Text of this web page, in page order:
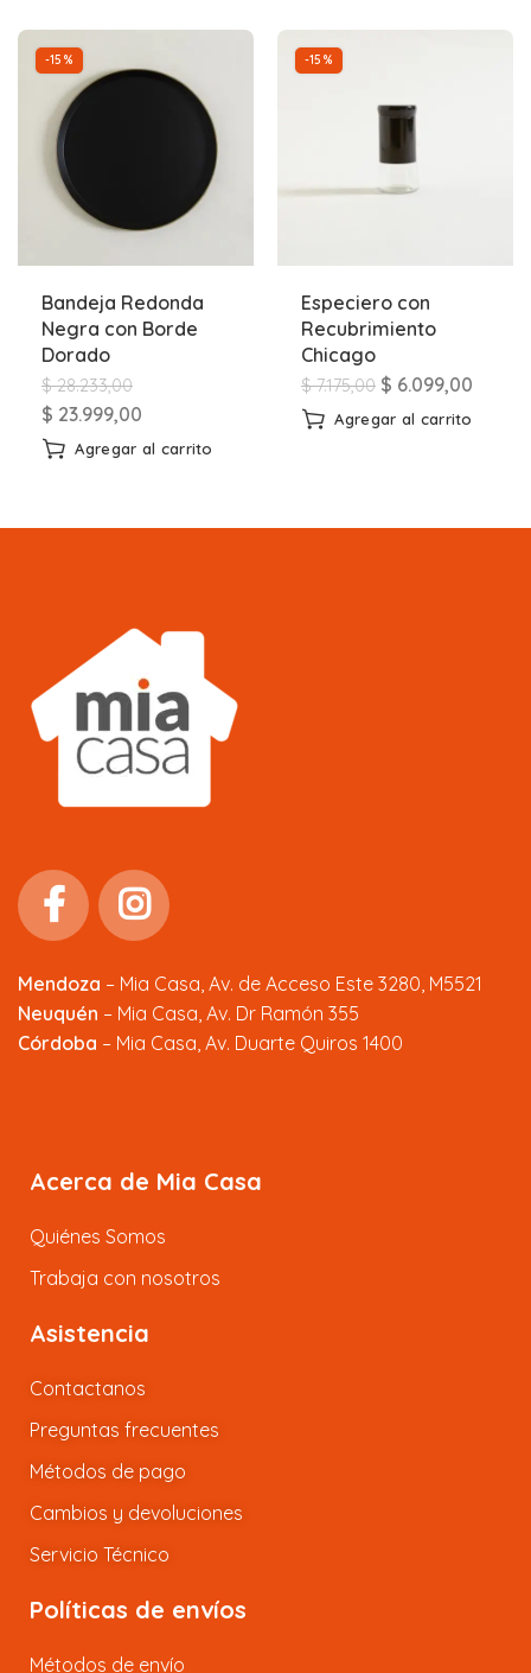
-15%
Bandeja Redonda
Negra con Borde
Dorado
$28.233,00
$ 23.999,00
Agregar al carrito
-15%
Especiero con
Recubrimiento
Chicago
$7.175,00 $ 6.099,00
Agregar al carrito
Mendoza – Mia Casa, Av. de Acceso Este 3280, M5521
Neuquén – Mia Casa, Av. Dr Ramón 355
Córdoba – Mia Casa, Av. Duarte Quiros 1400
Acerca de Mia Casa
Quiénes Somos
Trabaja con nosotros
Asistencia
Contactanos
Preguntas frecuentes
Métodos de pago
Cambios y devoluciones
Servicio Técnico
Políticas de envíos
Métodos de envío